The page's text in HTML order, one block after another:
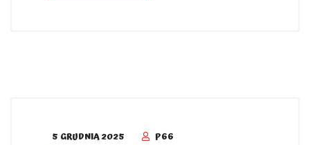
5 GRUDNIA 2025
P66